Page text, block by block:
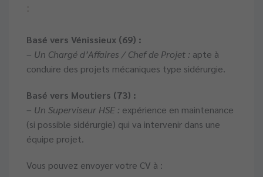
:
Basé vers Vénissieux (69) :
– Un Chargé d’Affaires / Chef de Projet : apte à
conduire des projets mécaniques type sidérurgie.
Basé vers Moutiers (73) :
– Un Superviseur HSE : expérience en maintenance
(si possible sidérurgie) qui va intervenir dans une
équipe projet.
Vous pouvez envoyer votre CV à :